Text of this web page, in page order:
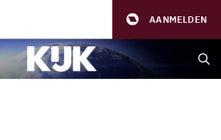
AANMELDEN